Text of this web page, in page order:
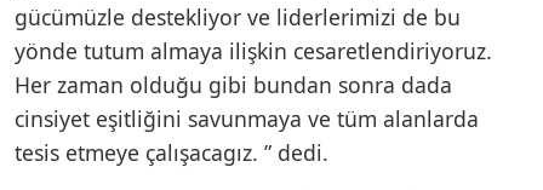
gücümüzle destekliyor ve liderlerimizi de bu
yönde tutum almaya ilişkin cesaretlendiriyoruz.
Her zaman olduğu gibi bundan sonra dada
cinsiyet eşitliğini savunmaya ve tüm alanlarda
tesis etmeye çalışacagız. ” dedi.